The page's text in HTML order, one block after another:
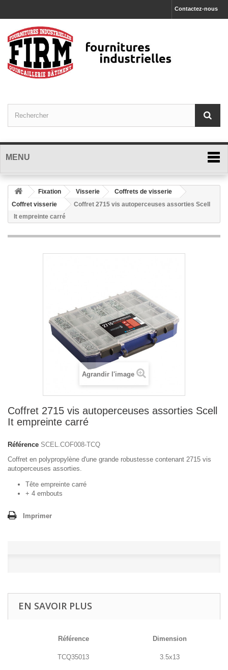
Contactez-nous
MENU
Fixation Visserie
Coffrets de visserie
Coffret visserie
Coffret 2715 vis autoperceuses assorties Scell
It empreinte carré
Agrandir l'image
Coffret 2715 vis autoperceuses assorties Scell
It empreinte carré
Référence SCEL.COF008-TCQ
Coffret en polypropylène d'une grande robustesse contenant 2715 vis
autoperceuses assorties.
Tête empreinte carré
+ 4 embouts
Imprimer
EN SAVOIR PLUS
Référence Dimension
TCQ35013 3.5x13